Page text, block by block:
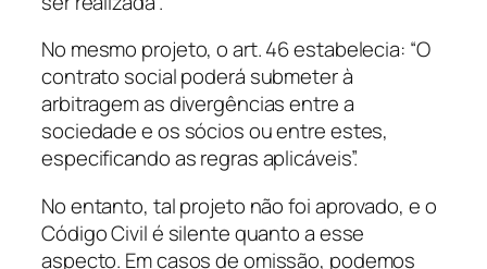
No mesmo projeto, o art. 46 estabelecia: “O
contrato social poderá submeter à
arbitragem as divergências entre a
sociedade e os sócios ou entre estes,
especificando as regras aplicáveis”.
No entanto, tal projeto não foi aprovado, e o
Código Civil é silente quanto a esse
aspecto. Em casos de omissão, podemos